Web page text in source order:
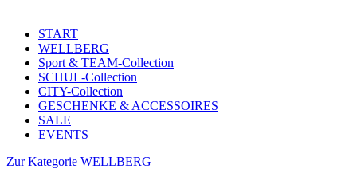
START
WELLBERG
Sport & TEAM-Collection
SCHUL-Collection
CITY-Collection
GESCHENKE & ACCESSOIRES
SALE
EVENTS
Zur Kategorie WELLBERG